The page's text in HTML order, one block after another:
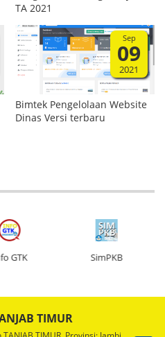
TA 2021
Sep
09
2021
Bimtek Pengelolaan Website
Dinas Versi terbaru
GTK SimPKB
TIMUR